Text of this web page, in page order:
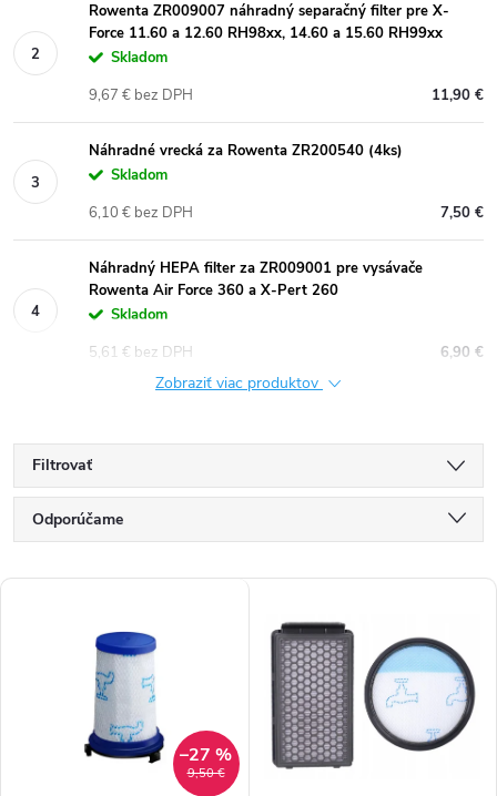
Rowenta ZR009007 náhradný separačný filter pre X-
Force 11.60 a 12.60 RH98xx, 14.60 a 15.60 RH99xx
Skladom
11,90 €
9,67 € bez DPH
Náhradné vrecká za Rowenta ZR200540 (4ks)
Skladom
7,50 €
6,10 € bez DPH
Náhradný HEPA filter za ZR009001 pre vysávače
Rowenta Air Force 360 ​​a X-Pert 260
Skladom
6,90 €
5,61 € bez DPH
Zobraziť viac produktov
Filtrovať
ROdporúčame
Najpredávanejšie
Abecedne
9,50 €
–27 %